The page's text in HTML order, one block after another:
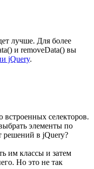
лучше. Для более
и removeData() вы
jQuery.
встроенных селекторов.
элементы по
решений в jQuery?
им классы и затем
Но это не так